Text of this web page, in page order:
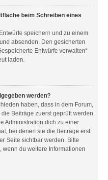
beim Schreiben eines
speichern und zu einem
absenden. Den gesicherten
Entwürfe verwalten“
laden.
werden?
haben, dass in dem Forum,
Beiträge zuerst geprüft werden
Administration dich zu einer
bei denen sie die Beiträge erst
Seite sichtbar werden. Bitte
du weitere Informationen